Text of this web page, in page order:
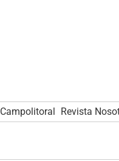
Campolitoral Revista